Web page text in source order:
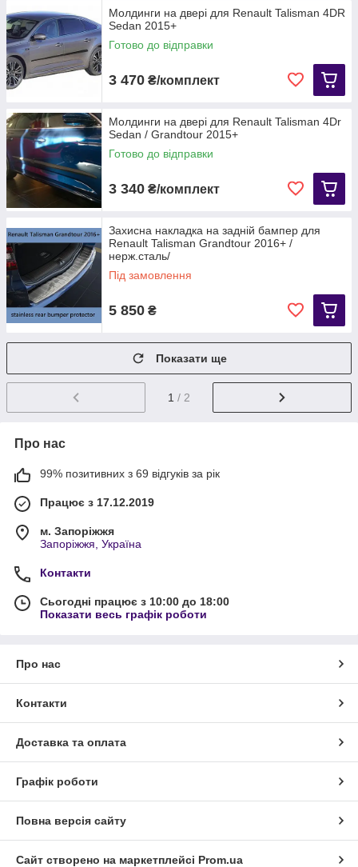
Молдинги на двері для Renault Talisman 4DR
Sedan 2015+
Готово до відправки
3 470 ₴/комплект
Молдинги на двері для Renault Talisman 4Dr
Sedan / Grandtour 2015+
Готово до відправки
3 340 ₴/комплект
Захисна накладка на задній бампер для
Renault Talisman Grandtour 2016+ /
нерж.сталь/
Під замовлення
5 850 ₴
Показати ще
1 / 2
Про нас
99% позитивних з 69 відгуків за рік
Працює з 17.12.2019
м. Запоріжжя
Запоріжжя, Україна
Контакти
Сьогодні працює з 10:00 до 18:00
Показати весь графік роботи
Про нас
Контакти
Доставка та оплата
Графік роботи
Повна версія сайту
Сайт створено на маркетплейсі Prom.ua